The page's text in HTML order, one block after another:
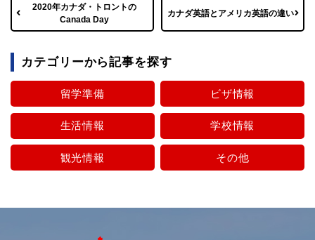
2020年カナダ・トロントの
Canada Day
カナダ英語とアメリカ英語の違い
カテゴリーから記事を探す
留学準備 ビザ情報
生活情報 学校情報
観光情報 その他